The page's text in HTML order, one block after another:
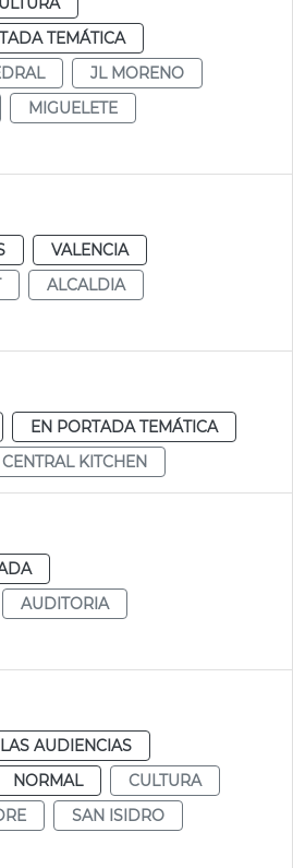
TEMÁTICA
JL MORENO
MIGUELETE
VALENCIA
ALCALDIA
EN PORTADA TEMÁTICA
KITCHEN
AUDITORIA
AUDIENCIAS
NORMAL
CULTURA
SAN ISIDRO